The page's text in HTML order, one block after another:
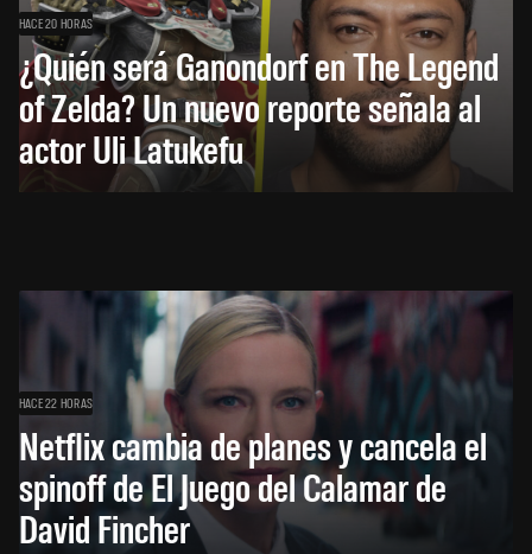
HACE 20 HORAS
¿Quién será Ganondorf en The Legend
of Zelda? Un nuevo reporte señala al
actor Uli Latukefu
HACE 22 HORAS
Netflix cambia de planes y cancela el
spinoff de El Juego del Calamar de
David Fincher